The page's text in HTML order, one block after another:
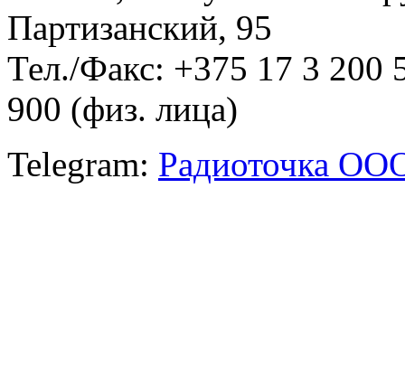
Партизанский, 95
Тел./Факс: +375 17 3
900 (физ. лица)
Telegram: Радиоточка